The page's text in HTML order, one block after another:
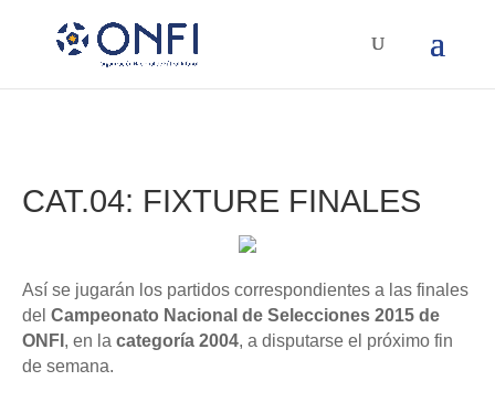
CAT.04: FIXTURE FINALES
Así se jugarán los partidos correspondientes a las finales
del Campeonato Nacional de Selecciones 2015 de
ONFI , en la categoría 2004, a disputarse el próximo fin
de semana.